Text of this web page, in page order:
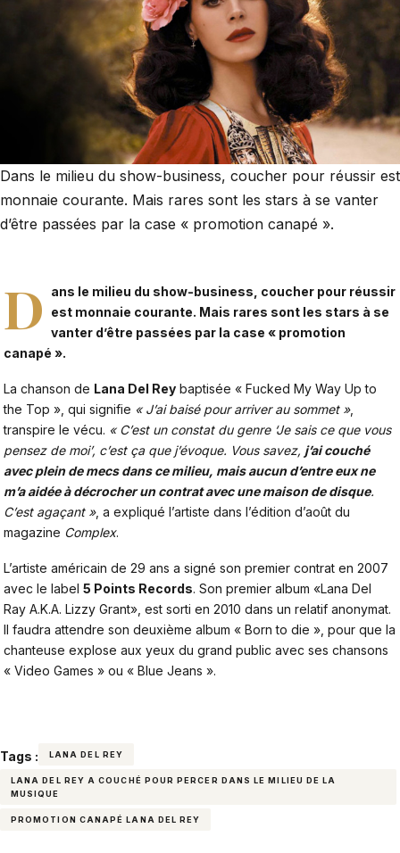
Dans le milieu du show-business, coucher pour réussir est
monnaie courante. Mais rares sont les stars à se vanter
d’être passées par la case « promotion canapé ».
D
ans le milieu du show-business, coucher pour réussir
est monnaie courante. Mais rares sont les stars à se
vanter d’être passées par la case « promotion
canapé ».
La chanson de Lana Del Rey baptisée « Fucked My Way Up to
the Top », qui signifie « J’ai baisé pour arriver au sommet »,
transpire le vécu. « C’est un constat du genre ‘Je sais ce que vous
pensez de moi’, c’est ça que j’évoque. Vous savez, j’ai couché
avec plein de mecs dans ce milieu, mais aucun d’entre eux ne
m’a aidée à décrocher un contrat avec une maison de disque.
C’est agaçant », a expliqué l’artiste dans l’édition d’août du
magazine Complex.
L’artiste américain de 29 ans a signé son premier contrat en 2007
avec le label 5 Points Records. Son premier album «Lana Del
Ray A.K.A. Lizzy Grant», est sorti en 2010 dans un relatif anonymat.
Il faudra attendre son deuxième album « Born to die », pour que la
chanteuse explose aux yeux du grand public avec ses chansons
« Video Games » ou « Blue Jeans ».
Tags : LANA DEL REY
LANA DEL REY A COUCHÉ POUR PERCER DANS LE MILIEU DE LA
MUSIQUE
PROMOTION CANAPÉ LANA DEL REY